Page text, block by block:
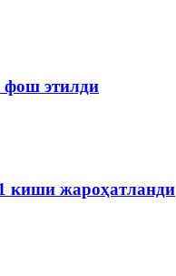
фош этилди
киши жароҳатланди